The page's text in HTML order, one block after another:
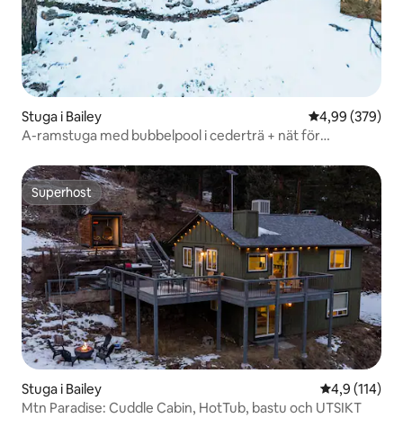
Stuga i Bailey 4,99 av 5 i
4,99 (379)
A-ramstuga med bubbelpool i cederträ + nät för
Superhost
Superhost
Stuga i Bailey 4,9 av 5 i
4,9 (114)
Mtn Paradise: Cuddle Cabin, HotTub, bastu och UTSIKT